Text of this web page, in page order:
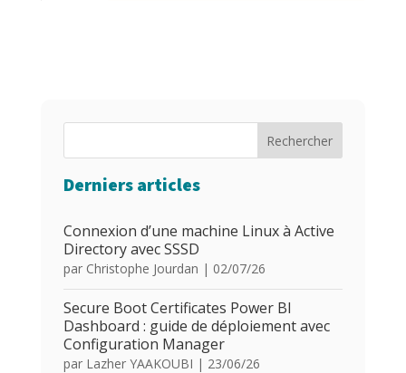
Rechercher
Derniers articles
Connexion d’une machine Linux à Active
Directory avec SSSD
par Christophe Jourdan | 02/07/26
Secure Boot Certificates Power BI
Dashboard : guide de déploiement avec
Configuration Manager
par Lazher YAAKOUBI | 23/06/26